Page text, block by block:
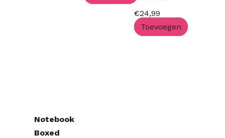
€24,99
Toevoegen
Notebook
Boxed